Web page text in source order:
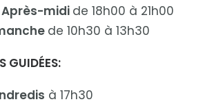
Après-midi de 18h00 à 21h00
de 10h30 à 13h30
GUIDÉES:
à 17h30